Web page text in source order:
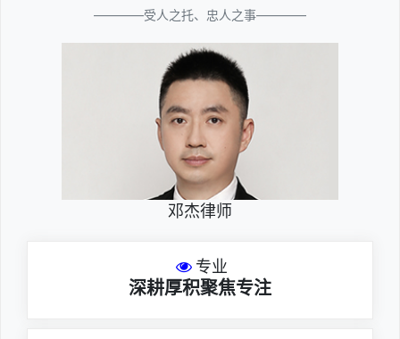
————受人之托、忠人之事————
邓杰律师
专业
深耕厚积聚焦专注